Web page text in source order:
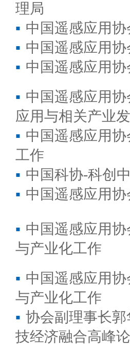
理局
▪ 中国遥感应用
▪ 中国遥感应用
▪ 中国遥感应用
▪ 中国遥感应用
应用与相关产业
▪ 中国遥感应用
工作
▪ 中国科协-科创
▪ 中国遥感应用
▪ 中国遥感应用
与产业化工作
▪ 中国遥感应用
与产业化工作
▪ 协会副理事长
技经济融合高峰